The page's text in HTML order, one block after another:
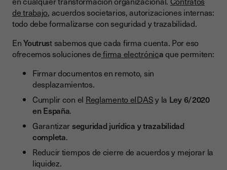
de trabajo, acuerdos societarios, autorizaciones internas:
todo debe formalizarse con seguridad y trazabilidad.
EnYoutrust sabemos que cada firma cuenta. Por eso
ofrecemos soluciones defirma electrónicaque permiten:
Firmar documentos en remoto, sin
desplazamientos.
Cumplir con el Reglamento eIDASy la Ley 6/2020
en España.
Garantizarseguridad jurídica y trazabilidad
completa.
Reducir tiempos de cierre de acuerdos y mejorar la
liquidez.